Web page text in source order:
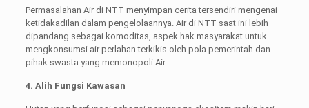
Permasalahan Air di NTT menyimpan cerita tersendiri mengenai
ketidakadilan dalam pengelolaannya. Air di NTT saat ini lebih
dipandang sebagai komoditas, aspek hak masyarakat untuk
mengkonsumsi air perlahan terkikis oleh pola pemerintah dan
pihak swasta yang memonopoli Air.
4. Alih Fungsi Kawasan